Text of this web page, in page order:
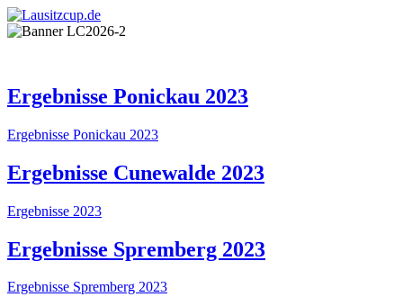
Ergebnisse Ponickau 2023
Ergebnisse Ponickau 2023
Ergebnisse Cunewalde 2023
Ergebnisse 2023
Ergebnisse Spremberg 2023
Ergebnisse Spremberg 2023